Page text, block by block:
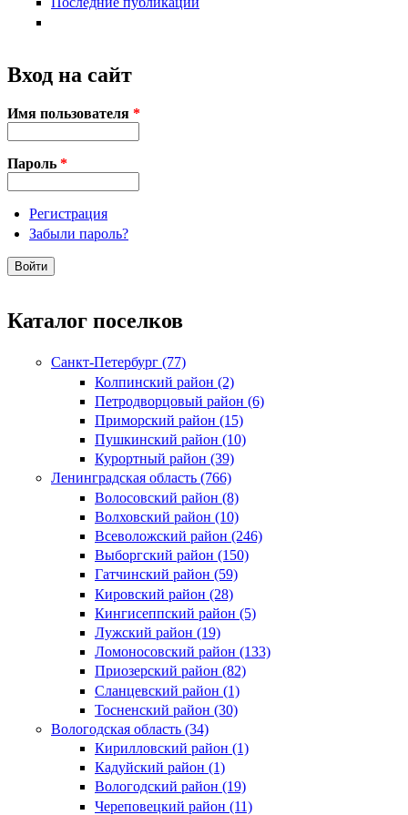
Вход на сайт
Имя пользователя *
Пароль *
Регистрация
Забыли пароль?
Каталог поселков
Санкт-Петербург (77)
Колпинский район (2)
Петродворцовый район (6)
Приморский район (15)
Пушкинский район (10)
Курортный район (39)
Ленинградская область (766)
Волосовский район (8)
Волховский район (10)
Всеволожский район (246)
Выборгский район (150)
Гатчинский район (59)
Кировский район (28)
Кингисеппский район (5)
Лужский район (19)
Ломоносовский район (133)
Приозерский район (82)
Сланцевский район (1)
Тосненский район (30)
Вологодская область (34)
Кирилловский район (1)
Кадуйский район (1)
Вологодский район (19)
Череповецкий район (11)